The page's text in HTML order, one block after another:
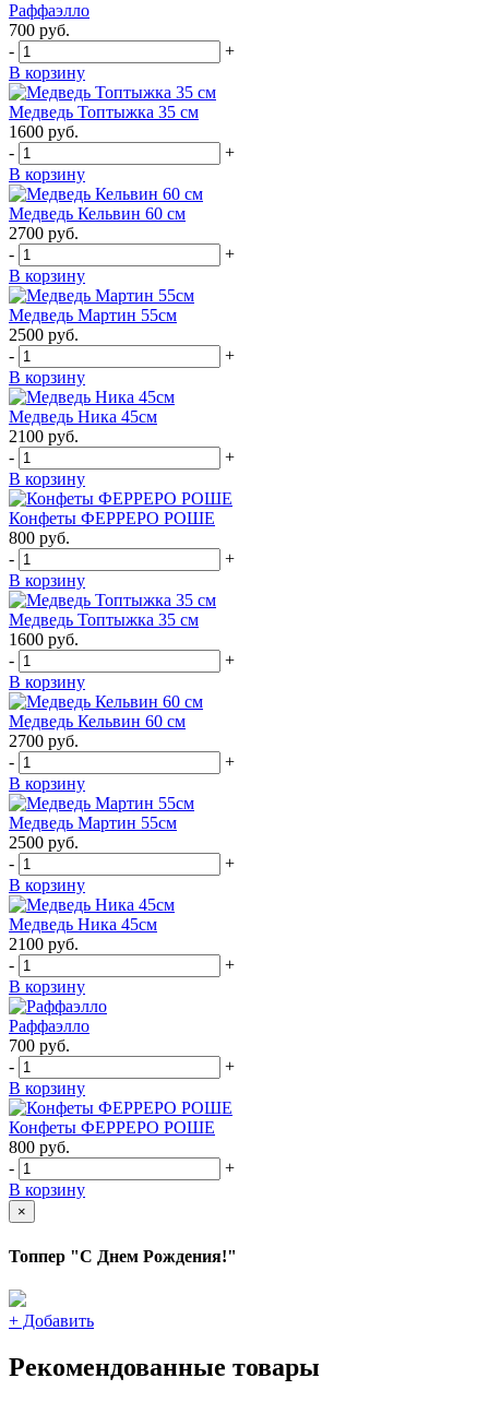
Раффаэлло
700 руб.
-
+
В корзину
Медведь Топтыжка 35 см
1600 руб.
-
+
В корзину
Медведь Кельвин 60 см
2700 руб.
-
+
В корзину
Медведь Мартин 55см
2500 руб.
-
+
В корзину
Медведь Ника 45см
2100 руб.
-
+
В корзину
Конфеты ФЕРРЕРО РОШЕ
800 руб.
-
+
В корзину
Медведь Топтыжка 35 см
1600 руб.
-
+
В корзину
Медведь Кельвин 60 см
2700 руб.
-
+
В корзину
Медведь Мартин 55см
2500 руб.
-
+
В корзину
Медведь Ника 45см
2100 руб.
-
+
В корзину
Раффаэлло
700 руб.
-
+
В корзину
Конфеты ФЕРРЕРО РОШЕ
800 руб.
-
+
В корзину
×
Топпер "С Днем Рождения!"
+ Добавить
Рекомендованные товары